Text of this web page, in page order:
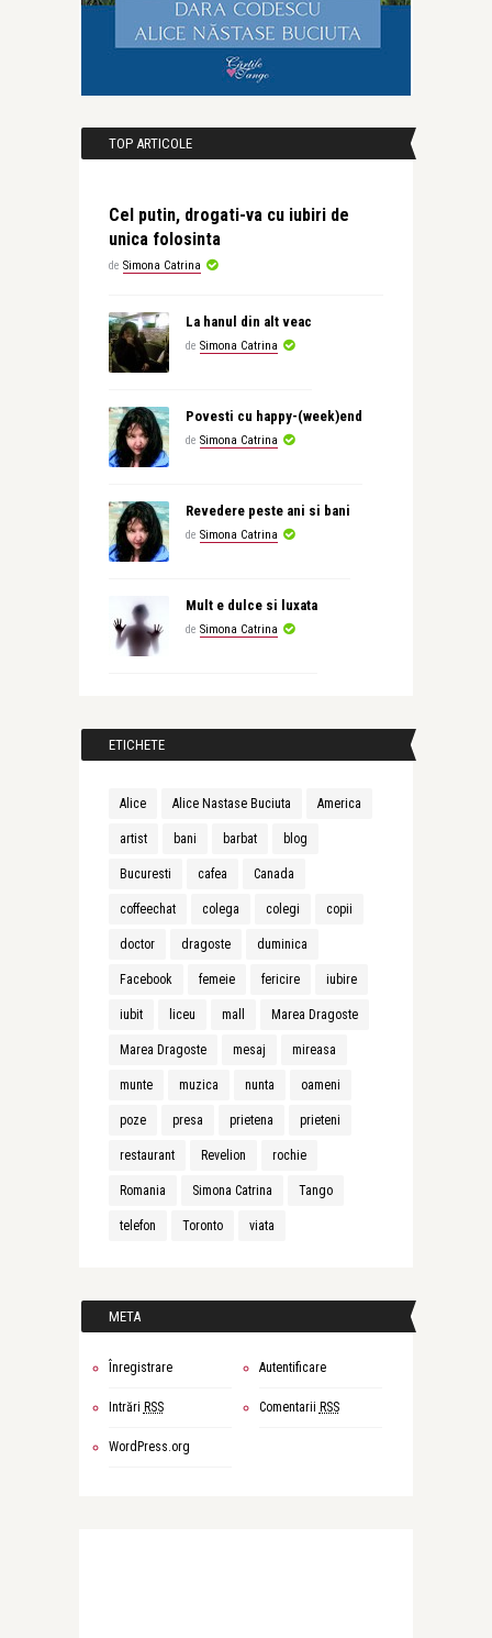
TOP ARTICOLE
Cel putin, drogati-va cu iubiri de
unica folosinta
de Simona Catrina
La hanul din alt veac
de Simona Catrina
Povesti cu happy-(week)end
de Simona Catrina
Revedere peste ani si bani
de Simona Catrina
Mult e dulce si luxata
de Simona Catrina
ETICHETE
Alice Alice Nastase Buciuta America
artist bani barbat blog
Bucuresti cafea Canada
coffeechat colega colegi copii
doctor dragoste duminica
Facebook femeie fericire iubire
iubit liceu mall Marea Dragoste
Marea Dragoste mesaj mireasa
munte muzica nunta oameni
poze presa prietena prieteni
restaurant Revelion rochie
Romania Simona Catrina Tango
telefon Toronto viata
META
Înregistrare Autentificare
Intrări RSS Comentarii RSS
WordPress.org